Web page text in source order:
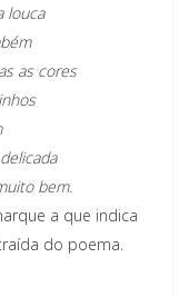
louca
as cores
bem.
a que indica
do poema.